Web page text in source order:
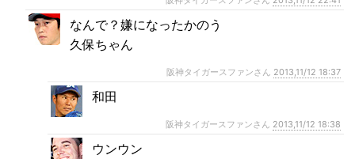
なんで？嫌になったかのう
久保ちゃん
阪神タイガースファンさん 2013,11/12 18:37
和田
阪神タイガースファンさん 2013,11/12 18:38
ウンウン